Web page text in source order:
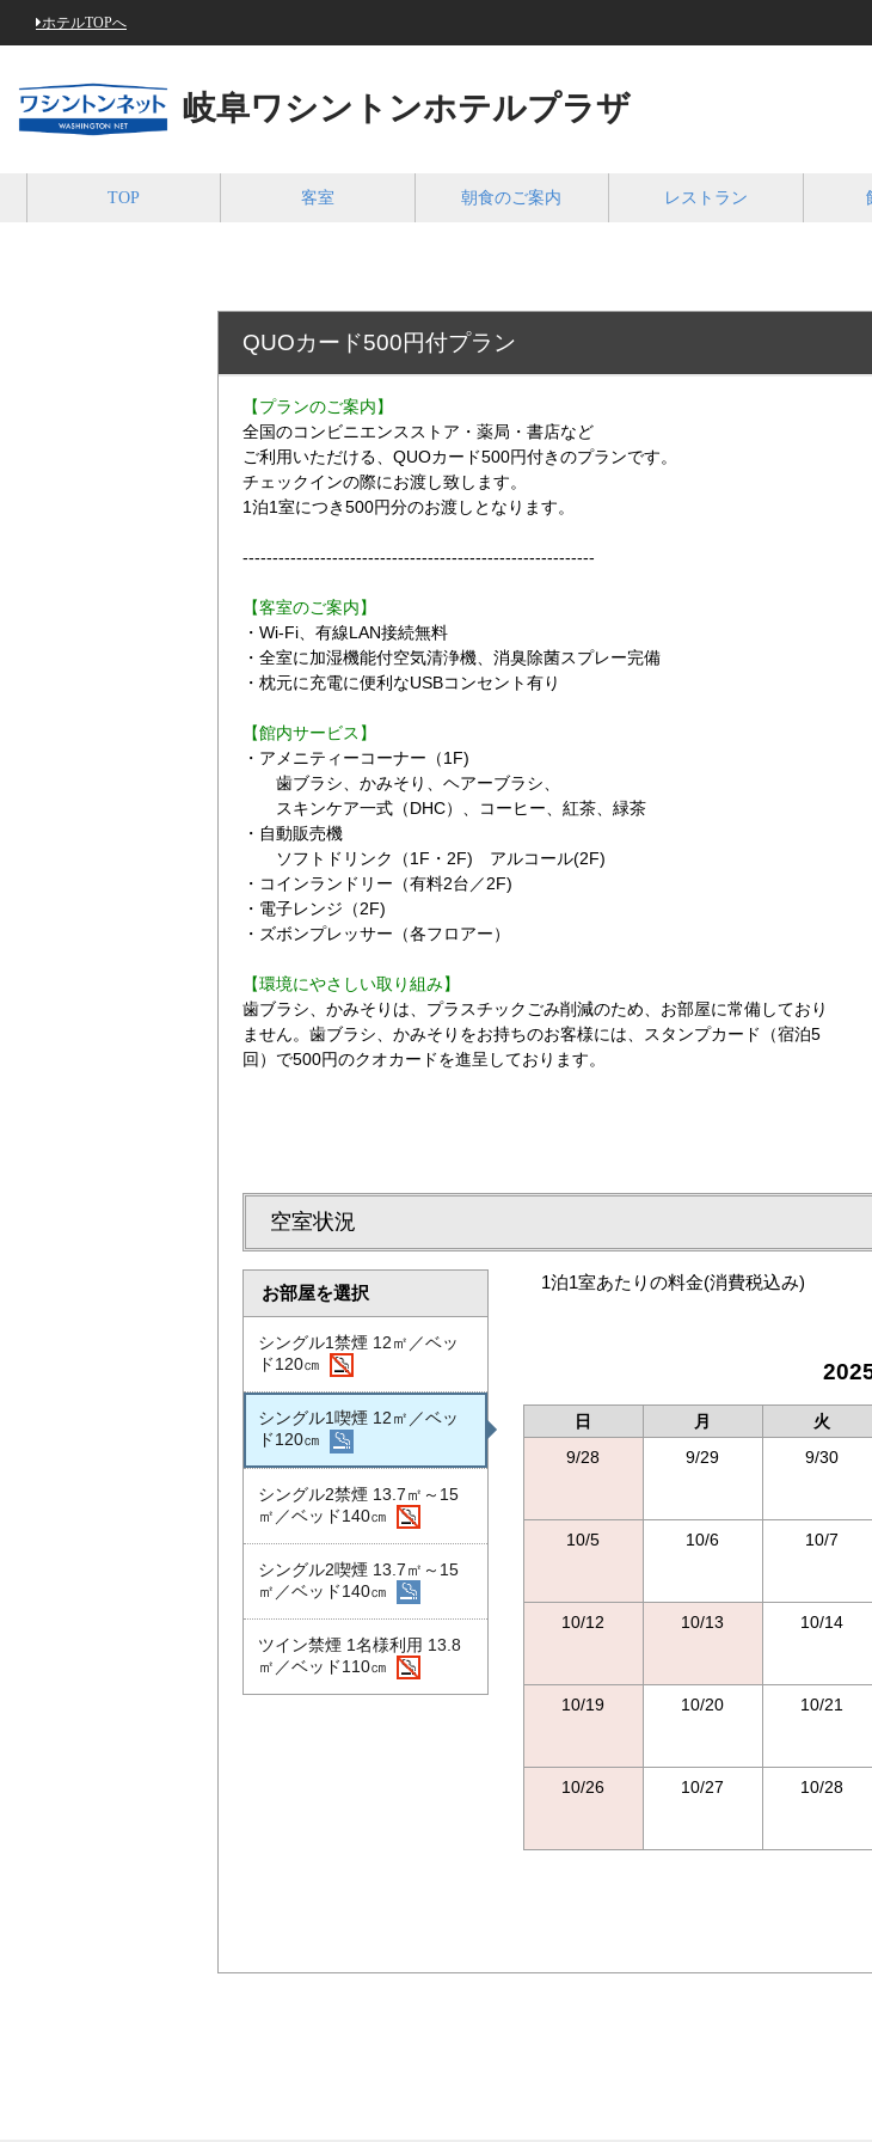
ホテルTOPへ
岐阜ワシントンホテルプラザ
TOP 客室 朝食のご案内 レストラン
QUOカード500円付プラン
【プランのご案内】
全国のコンビニエンスストア・薬局・書店など
ご利用いただける、QUOカード500円付きのプランです。
チェックインの際にお渡し致します。
1泊1室につき500円分のお渡しとなります。
-----------------------------------------------------------
【客室のご案内】
・Wi-Fi、有線LAN接続無料
・全室に加湿機能付空気清浄機、消臭除菌スプレー完備
・枕元に充電に便利なUSBコンセント有り
【館内サービス】
・アメニティーコーナー（1F)
歯ブラシ、かみそり、ヘアーブラシ、
スキンケア一式（DHC）、コーヒー、紅茶、緑茶
・自動販売機
ソフトドリンク（1F・2F) アルコール(2F)
・コインランドリー（有料2台／2F)
・電子レンジ（2F)
・ズボンプレッサー（各フロアー）
【環境にやさしい取り組み】
歯ブラシ、かみそりは、プラスチックごみ削減のため、お部屋に常備しており
ません。歯ブラシ、かみそりをお持ちのお客様には、スタンプカード（宿泊5
回）で500円のクオカードを進呈しております。
クオカード
空室状況
お部屋を選択
シングル1禁煙 12㎡／ベッ
ド120㎝
シングル1喫煙 12㎡／ベッ
ド120㎝
シングル2禁煙 13.7㎡～15
㎡／ベッド140㎝
シングル2喫煙 13.7㎡～15
㎡／ベッド140㎝
ツイン禁煙 1名様利用 13.8
㎡／ベッド110㎝
1泊1室あたりの料金(消費税込み)
日 月 火
9/28
9/29 9/30
10/5 10/6 10/7
10/12 10/13 10/14
10/19 10/20 10/21
10/26 10/27 10/28